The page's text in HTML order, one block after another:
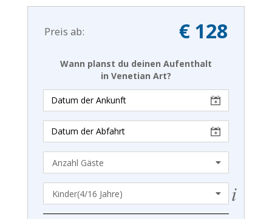
Preis ab: € 128
Wann planst du deinen Aufenthalt
in Venetian Art?